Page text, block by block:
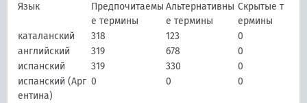
Язык
Предпочитаемы
е термины
Альтернативны
е термины
Скрытые т
ермины
каталанский
318 123
0
английский
319 678
0
испанский
319 330
0
испанский (Арг
ентина)
0 0 0